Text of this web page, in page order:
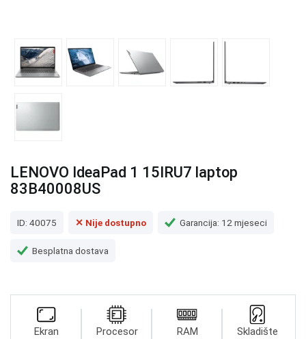
LENOVO IdeaPad 1 15IRU7 laptop
83B40008US
ID: 40075 ✕ Nije dostupno Garancija: 12 mjeseci
Besplatna dostava
Ekran
Procesor
RAM
Skladište